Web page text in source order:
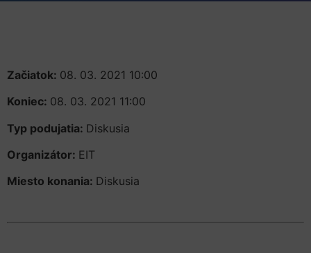
Začiatok: 08. 03. 2021 10:00
Koniec: 08. 03. 2021 11:00
Typ podujatia: Diskusia
Organizátor: EIT
Miesto konania: Diskusia